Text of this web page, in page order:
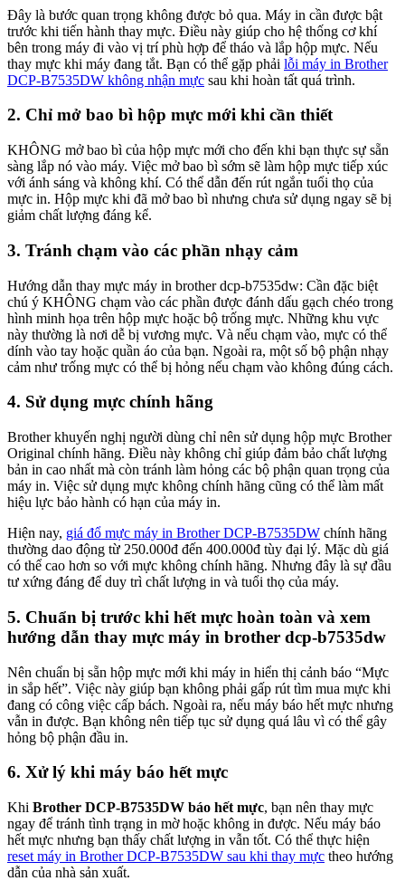
Đây là bước quan trọng không được bỏ qua. Máy in cần được bật
trước khi tiến hành thay mực. Điều này giúp cho hệ thống cơ khí
bên trong máy đi vào vị trí phù hợp để tháo và lắp hộp mực. Nếu
thay mực khi máy đang tắt. Bạn có thể gặp phải lỗi máy in Brother
DCP-B7535DW không nhận mực sau khi hoàn tất quá trình.
2. Chỉ mở bao bì hộp mực mới khi cần thiết
KHÔNG mở bao bì của hộp mực mới cho đến khi bạn thực sự sẵn
sàng lắp nó vào máy. Việc mở bao bì sớm sẽ làm hộp mực tiếp xúc
với ánh sáng và không khí. Có thể dẫn đến rút ngắn tuổi thọ của
mực in. Hộp mực khi đã mở bao bì nhưng chưa sử dụng ngay sẽ bị
giảm chất lượng đáng kể.
3. Tránh chạm vào các phần nhạy cảm
Hướng dẫn thay mực máy in brother dcp-b7535dw: Cần đặc biệt
chú ý KHÔNG chạm vào các phần được đánh dấu gạch chéo trong
hình minh họa trên hộp mực hoặc bộ trống mực. Những khu vực
này thường là nơi dễ bị vương mực. Và nếu chạm vào, mực có thể
dính vào tay hoặc quần áo của bạn. Ngoài ra, một số bộ phận nhạy
cảm như trống mực có thể bị hỏng nếu chạm vào không đúng cách.
4. Sử dụng mực chính hãng
Brother khuyến nghị người dùng chỉ nên sử dụng hộp mực Brother
Original chính hãng. Điều này không chỉ giúp đảm bảo chất lượng
bản in cao nhất mà còn tránh làm hỏng các bộ phận quan trọng của
máy in. Việc sử dụng mực không chính hãng cũng có thể làm mất
hiệu lực bảo hành có hạn của máy in.
Hiện nay, giá đổ mực máy in Brother DCP-B7535DW chính hãng
thường dao động từ 250.000đ đến 400.000đ tùy đại lý. Mặc dù giá
có thể cao hơn so với mực không chính hãng. Nhưng đây là sự đầu
tư xứng đáng để duy trì chất lượng in và tuổi thọ của máy.
5. Chuẩn bị trước khi hết mực hoàn toàn và xem
hướng dẫn thay mực máy in brother dcp-b7535dw
Nên chuẩn bị sẵn hộp mực mới khi máy in hiển thị cảnh báo “Mực
in sắp hết”. Việc này giúp bạn không phải gấp rút tìm mua mực khi
đang có công việc cấp bách. Ngoài ra, nếu máy báo hết mực nhưng
vẫn in được. Bạn không nên tiếp tục sử dụng quá lâu vì có thể gây
hỏng bộ phận đầu in.
6. Xử lý khi máy báo hết mực
Khi Brother DCP-B7535DW báo hết mực, bạn nên thay mực
ngay để tránh tình trạng in mờ hoặc không in được. Nếu máy báo
hết mực nhưng bạn thấy chất lượng in vẫn tốt. Có thể thực hiện
reset máy in Brother DCP-B7535DW sau khi thay mực theo hướng
dẫn của nhà sản xuất.